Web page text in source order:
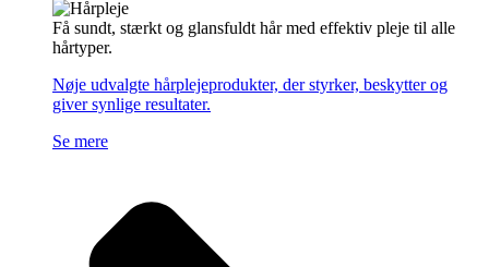
Få sundt, stærkt og glansfuldt hår med effektiv pleje til alle
hårtyper.
Nøje udvalgte hårplejeprodukter, der styrker, beskytter og
giver synlige resultater.
Se mere